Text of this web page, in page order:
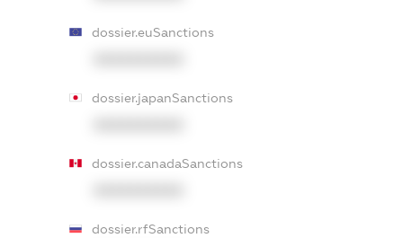
dossier.euSanctions
dossier.japanSanctions
dossier.canadaSanctions
dossier.rfSanctions